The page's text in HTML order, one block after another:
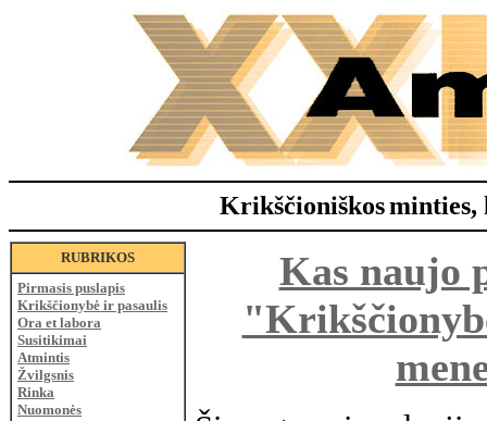
Krikščioniškosminties,
RUBRIKOS
Pirmasis puslapis
Krikščionybė ir pasaulis
Ora et labora
Susitikimai
Atmintis
Žvilgsnis
Rinka
Nuomonės
Kas naujo